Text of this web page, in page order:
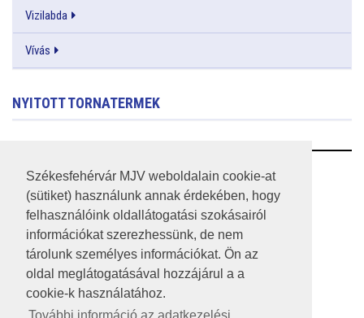
Székesfehérvár MJV weboldalain cookie-at
(sütiket) használunk annak érdekében, hogy
felhasználóink oldallátogatási szokásairól
információkat szerezhessünk, de nem
tárolunk személyes információkat. Ön az
oldal meglátogatásával hozzájárul a a
cookie-k használatához.
Vizilabda
Vívás
NYITOTT TORNATERMEK
RSS
A HONLAP 2017.03.31-I ÁLLAPOTA
JOGI NYILATKOZAT
IMPRESSZUM